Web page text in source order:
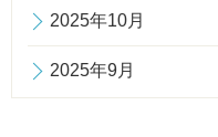
2025年10月
2025年9月